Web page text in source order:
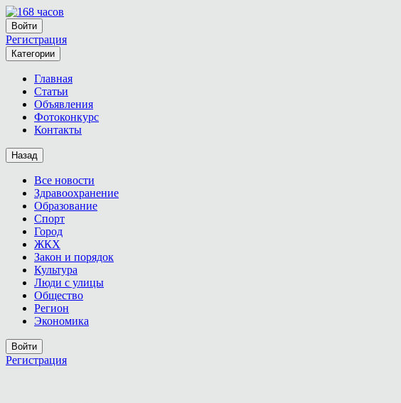
Войти
Регистрация
Категории
Главная
Статьи
Объявления
Фотоконкурс
Контакты
Назад
Все новости
Здравоохранение
Образование
Спорт
Город
ЖКХ
Закон и порядок
Культура
Люди с улицы
Общество
Регион
Экономика
Войти
Регистрация